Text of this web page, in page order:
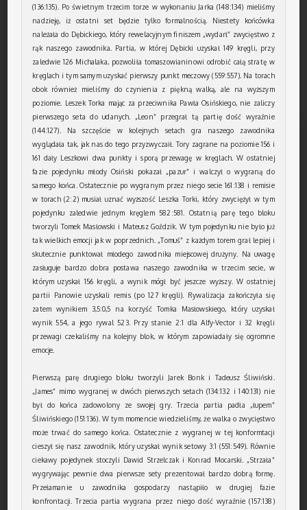
(136:135). Po świetnym trzecim torze w wykonaniu Jarka (148:134) mieliśmy
nadzieję, iż ostatni set będzie tylko formalnością. Niestety końcówka
należała do Dębickiego, który rewelacyjnym finiszem „wydarł” zwycięstwo z
rąk naszego zawodnika. Partia, w której Dębicki uzyskał 149 kręgli, przy
zaledwie 126 Michalaka, pozwoliła tomaszowianinowi odrobić całą stratę w
kręglach i tym samym uzyskać pierwszy punkt meczowy (559:557). Na torach
obok również mieliśmy do czynienia z piękną walką, ale na wyższym
poziomie. Leszek Torka mając za przeciwnika Pawła Osińskiego, nie zaliczy
pierwszego seta do udanych. „Leon” przegrał tą partię dość wyraźnie
(144:127). Na szczęście w kolejnych setach gra naszego zawodnika
wyglądała tak, jak nas do tego przyzwyczaił. Tory zagrane na poziomie 156 i
161 dały Leszkowi dwa punkty i sporą przewagę w kręglach. W ostatniej
fazie pojedynku młody Osiński pokazał „pazur” i walczył o wygraną do
samego końca. Ostatecznie po wygranym przez niego secie 161:138 i remisie
w torach (2:2) musiał uznać wyższość Leszka Torki, który zwyciężył w tym
pojedynku zaledwie jednym kręglem 582:581. Ostatnią parę tego bloku
tworzyli Tomek Masłowski i Mateusz Goździk. W tym pojedynku nie było już
tak wielkich emocji jak w poprzednich. „Tomuś” z każdym torem grał lepiej i
skutecznie punktował młodego zawodnika miejscowej drużyny. Na uwagę
zasługuje bardzo dobra postawa naszego zawodnika w trzecim secie, w
którym uzyskał 156 kręgli, a wynik mógł być jeszcze wyższy. W ostatniej
partii Panowie uzyskali remis (po 127 kręgli). Rywalizacja zakończyła się
zatem wynikiem 3,5:0,5 na korzyść Tomka Masłowskiego, który uzyskał
wynik 554, a jego rywal 523. Przy stanie 2:1 dla Alfy-Vector i 32 kręgli
przewagi czekaliśmy na kolejny blok, w którym zapowiadały się ogromne
emocje.
Pierwszą parę drugiego bloku tworzyli Jarek Bonk i Tadeusz Śliwiński.
„James” mimo wygranej w dwóch pierwszych setach (134:132 i 140:131) nie
był do końca zadowolony ze swojej gry. Trzecia partia padła „łupem”
Śliwińskiego (151:136). W tym momencie wiedzieliśmy, że walka o zwycięstwo
może trwać do samego końca. Ostatecznie z wygranej w tej konformtacji
cieszył się nasz zawodnik, który uzyskał wynik setowy 3:1 (551:549). Równie
ciekawy pojedynek stoczyli Dawid Strzelczak i Konrad Mocarski. „Strzała”
wygrywając pewnie dwa pierwsze sety prezentował bardzo dobrą formę.
Przełamanie u zawodnika gospodarzy nastąpiło w drugiej fazie
konfrontacji. Trzecia partia wygrana przez niego dość wyraźnie (157:138)